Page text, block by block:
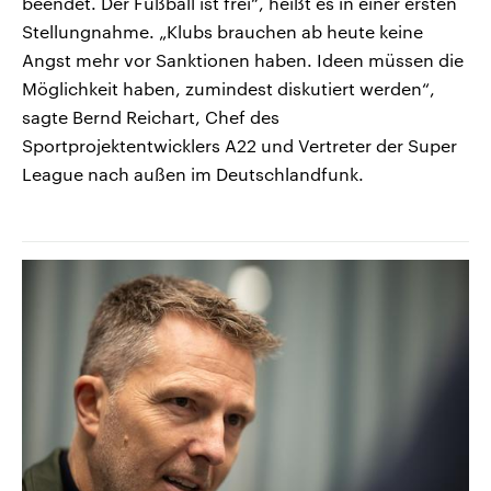
Stellungnahme. „Klubs brauchen ab heute keine
Angst mehr vor Sanktionen haben. Ideen müssen die
Möglichkeit haben, zumindest diskutiert werden“,
sagte Bernd Reichart, Chef des
Sportprojektentwicklers A22 und Vertreter der Super
League nach außen im Deutschlandfunk.